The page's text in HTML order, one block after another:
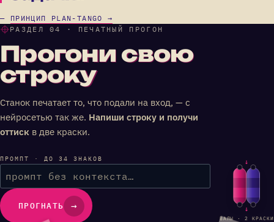
— ПРИНЦИП PLAN-TANGO →
РАЗДЕЛ 04 · ПЕЧАТНЫЙ ПРОГОН
Прогони свою
строку
Станок печатает то, что подали на вход, — с
нейросетью так же. Напиши строку и получи
оттиск в две краски.
ПРОГНАТЬ →
→
→
ВАЛЫ · 2 КРАСКИ